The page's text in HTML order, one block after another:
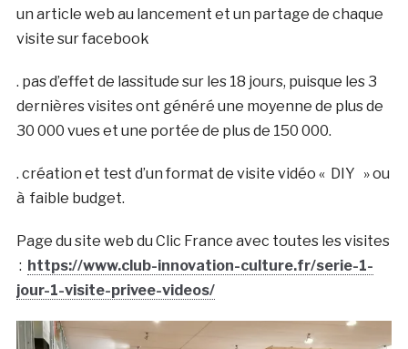
un article web au lancement et un partage de chaque
visite sur facebook
. pas d’effet de lassitude sur les 18 jours, puisque les 3
dernières visites ont généré une moyenne de plus de
30 000 vues et une portée de plus de 150 000.
. création et test d’un format de visite vidéo « DIY » ou
à faible budget.
Page du site web du Clic France avec toutes les visites
: https://www.club-innovation-culture.fr/serie-1-
jour-1-visite-privee-videos/